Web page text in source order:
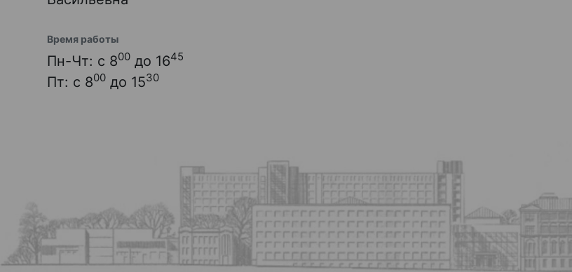
Время работы
Пн-Чт: с 800 до 1645
Пт: с 800 до 1530